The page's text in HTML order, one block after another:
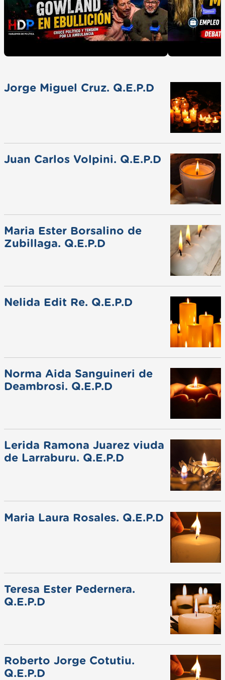
Jorge Miguel Cruz. Q.E.P.D
Juan Carlos Volpini. Q.E.P.D
Maria Ester Borsalino de
Zubillaga. Q.E.P.D
Nelida Edit Re. Q.E.P.D
Norma Aida Sanguineri de
Deambrosi. Q.E.P.D
Lerida Ramona Juarez viuda
de Larraburu. Q.E.P.D
Maria Laura Rosales. Q.E.P.D
Teresa Ester Pedernera.
Q.E.P.D
Roberto Jorge Cotutiu.
Q.E.P.D